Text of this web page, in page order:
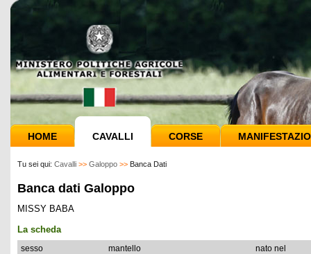
HOME CAVALLI CORSE
Tu sei qui: Cavalli >> Galoppo >> Banca Dati
Banca dati Galoppo
MISSY BABA
La scheda
sesso mantello
nato nel